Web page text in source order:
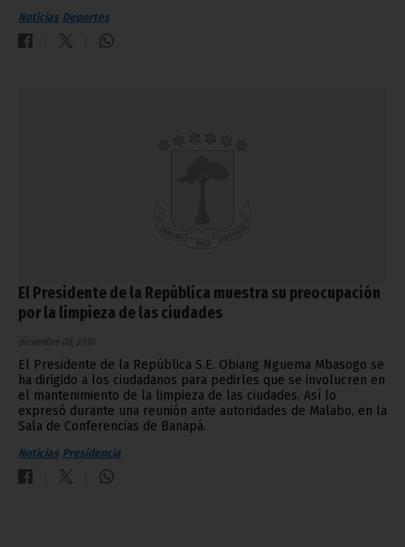
Noticias Deportes
El Presidente de la República muestra su preocupación
por la limpieza de las ciudades
diciembre 08, 2010
El Presidente de la República S.E. Obiang Nguema Mbasogo se
ha dirigido a los ciudadanos para pedirles que se involucren en
el mantenimiento de la limpieza de las ciudades. Así lo
expresó durante una reunión ante autoridades de Malabo, en la
Sala de Conferencias de Banapá.
Noticias Presidencia